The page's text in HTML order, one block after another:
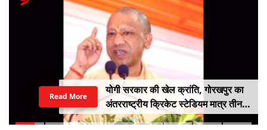
योगी सरकार की खेल क्रांति, गोरखपुर का
अंतरराष्ट्रीय क्रिकेट स्टेडियम मात्र तीन
महीने में लगभग 20% तैयार
Read More